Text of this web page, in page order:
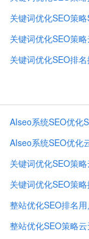
关键词优化SEO策
关键词优化SEO策
关键词优化SEO排
AIseo系统SEO优化
AIseo系统SEO优化
关键词优化SEO策
关键词优化SEO策
整站优化SEO排名
整站优化SEO策略云